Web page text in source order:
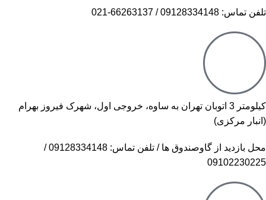
تلفن تماس: 09128334148 / 66263137-021
کیلومتر 3 اتوبان تهران به ساوه، خروجی اول، شهرک فیروز بهرام
(انبار مرکزی)
محل بازدید از گاوصندوق ها / تلفن تماس: 09128334148 /
09102230225